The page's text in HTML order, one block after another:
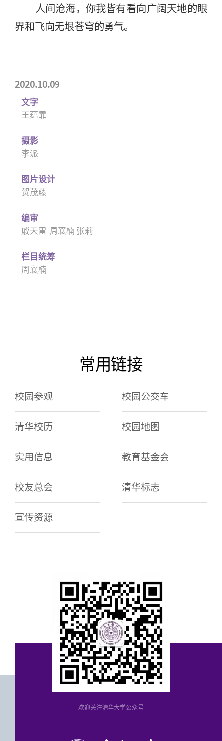
2020.10.09
文字
王蕴霏
摄影
李派
图片设计
贺茂藤
编审
戚天雷 周襄楠 张莉
栏目统筹
周襄楠
人间沧海，你我皆有看向广阔天地的眼
界和飞向无垠苍穹的勇气。
常用链接
校园参观 校园公交车
清华校历 校园地图
实用信息 教育基金会
校友总会 清华标志
宣传资源
欢迎关注清华大学公众号